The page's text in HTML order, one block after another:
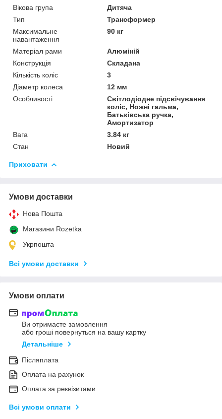
Вікова група
Дитяча
Тип
Трансформер
Максимальне
навантаження
90 кг
Матеріал рами
Алюміній
Конструкція
Складана
Кількість коліс
3
Діаметр колеса
12 мм
Особливості
Світлодіодне підсвічування
коліс, Ножні гальма,
Батьківська ручка,
Амортизатор
Вага
3.84 кг
Стан
Новий
Приховати
Умови доставки
Нова Пошта
Магазини Rozetka
Укрпошта
Всі умови доставки
Умови оплати
Ви отримаєте замовлення
або гроші повернуться на вашу картку
Детальніше
Післяплата
Оплата на рахунок
Оплата за реквізитами
Всі умови оплати